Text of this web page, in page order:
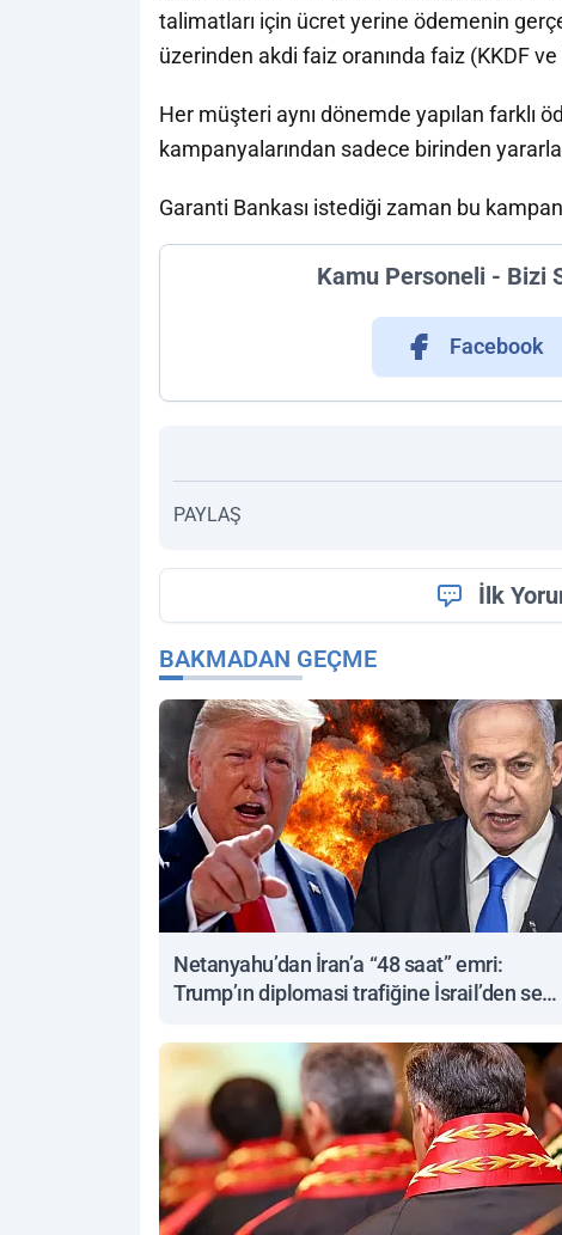
talimatları için ücret yerine ödemenin
üzerinden akdi faiz oranında faiz (KKDF
Her müşteri aynı dönemde yapılan farklı
kampanyalarından sadece birinden
Garanti Bankası istediği zaman bu
Kamu Personeli - Bizi
Facebook
PAYLAŞ
İlk
BAKMADAN GEÇME
Netanyahu’dan İran’a “48 saat” emri:
Trump’ın diplomasi trafiğine İsrail’den sert